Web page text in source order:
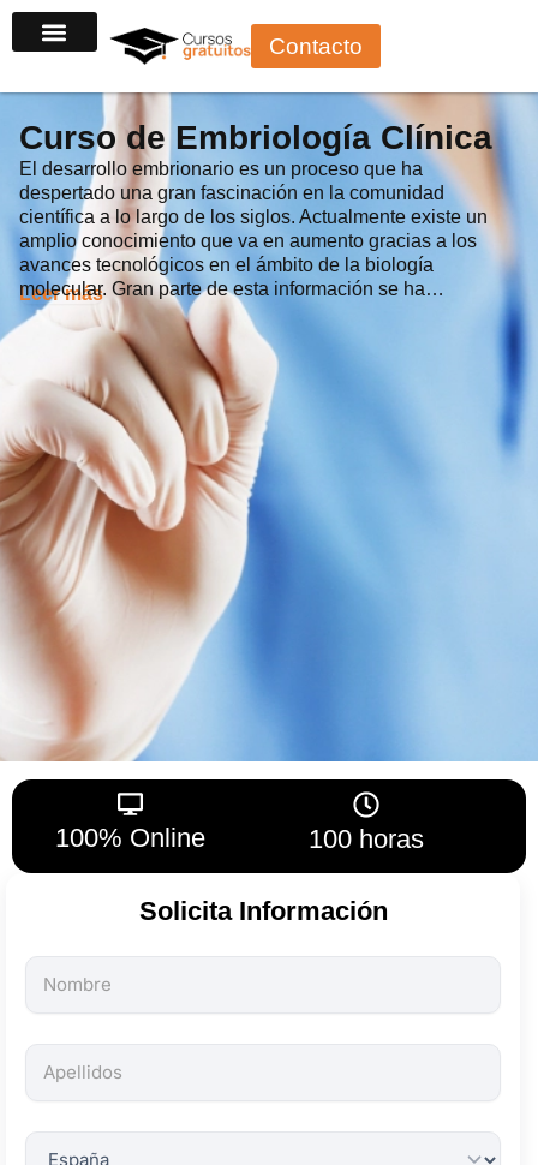
al
Contacto
Curso de Embriología Clínica
El desarrollo embrionario es un proceso que ha
despertado una gran fascinación en la comunidad
científica a lo largo de los siglos. Actualmente existe un
amplio conocimiento que va en aumento gracias a los
avances tecnológicos en el ámbito de la biología
molecular. Gran parte de esta información se ha…
Leer más
100% Online 100 horas
Solicita Información
Todos
los
son
obligatorios.